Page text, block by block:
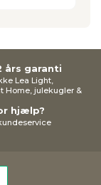
års garanti
Lea Light,
Home, julekugler &
hjælp?